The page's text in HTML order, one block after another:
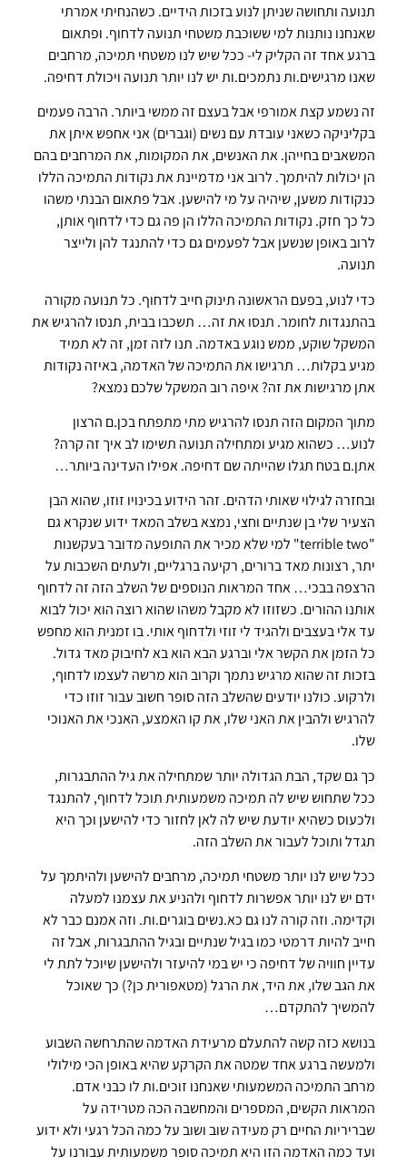
תנועה ותחושה שניתן לנוע בזכות הידיים. כשהנחיתי אמרתי
שאנחנו נותנות למי ששוכבת משטחי תנועה לדחוף. ופתאום
ברגע אחד זה הקליק לי- ככל שיש לנו משטחי תמיכה, מרחבים
שאנו מרגישים.ות נתמכים.ות יש לנו יותר תנועה ויכולת דחיפה.
זה נשמע קצת אמורפי אבל בעצם זה ממשי ביותר. הרבה פעמים
בקליניקה כשאני עובדת עם נשים (וגברים) אני אחפש איתן את
המשאבים בחייהן. את האנשים, את המקומות, את המרחבים בהם
הן יכולות להיתמך. לרוב אני מדמיינת את נקודות התמיכה הללו
כנקודות משען, שיהיה על מי להישען. אבל פתאום הבנתי משהו
כל כך חזק. נקודות התמיכה הללו הן פה גם כדי לדחוף אותן,
לרוב באופן שנשען אבל לפעמים גם כדי להתנגד להן ולייצר
תנועה.
כדי לנוע, בפעם הראשונה תינוק חייב לדחוף. כל תנועה מקורה
בהתנגדות לחומר. תנסו את זה… תשכבו בבית, תנסו להרגיש את
המשקל שוקע, ממש נוגע באדמה. תנו לזה זמן, זה לא תמיד
מגיע בקלות… תרגישו את התמיכה של האדמה, באיזה נקודות
אתן מרגישות את זה? איפה רוב המשקל שלכם נמצא?
מתוך המקום הזה תנסו להרגיש מתי מתפתח בכן.ם הרצון
לנוע… כשהוא מגיע ומתחילה תנועה תשימו לב איך זה קרה?
אתן.ם בטח תגלו שהייתה שם דחיפה. אפילו העדינה ביותר…
ובחזרה לגילוי שאותי הדהים. זהר הידוע בכינויו זוזו, שהוא הבן
הצעיר שלי בן שנתיים וחצי, נמצא בשלב המאד ידוע שנקרא גם
"terrible two" למי שלא מכיר את התופעה מדובר בעקשנות
יתר, רצונות מאד ברורים, רקיעה ברגליים, ולעתים השכבות על
הרצפה בבכי… אחד המראות הנוספים של השלב הזה זה לדחוף
אותנו ההורים. כשזוזו לא מקבל משהו שהוא רוצה הוא יכול לבוא
עד אלי בעצבים ולהגיד לי זוזי ולדחוף אותי. בו זמנית הוא מחפש
כל הזמן את הקשר אלי וברגע הבא הוא בא לחיבוק מאד גדול.
בזכות זה שהוא מרגיש נתמך וקרוב הוא מרשה לעצמו לדחוף,
ולרקוע. כולנו יודעים שהשלב הזה סופר חשוב עבור זוזו כדי
להרגיש ולהבין את האני שלו, את קו האמצע, האנכי את האנוכי
שלו.
כך גם שקד, הבת הגדולה יותר שמתחילה את גיל ההתבגרות,
ככל שתחוש שיש לה תמיכה משמעותית תוכל לדחוף, להתנגד
ולכעוס כשהיא יודעת שיש לה לאן לחזור כדי להישען וכך היא
תגדל ותוכל לעבור את השלב הזה.
ככל שיש לנו יותר משטחי תמיכה, מרחבים להישען ולהיתמך על
ידם יש לנו יותר אפשרות לדחוף ולהניע את עצמנו למעלה
וקדימה. וזה קורה לנו גם כא.נשים בוגרים.ות. וזה אמנם כבר לא
חייב להיות דרמטי כמו בגיל שנתיים ובגיל ההתבגרות, אבל זה
עדיין חוויה של דחיפה כי יש במי להיעזר ולהישען שיוכל לתת לי
את הגב שלו, את היד, את הרגל (מטאפורית כן?) כך שאוכל
להמשיך להתקדם…
בנושא כזה קשה להתעלם מרעידת האדמה שהתרחשה השבוע
ולמעשה ברגע אחד שמטה את הקרקע שהיא באופן הכי מילולי
מרחב התמיכה המשמעותי שאנחנו זוכים.ות לו כבני אדם.
המראות הקשים, המספרים והמחשבה הכה מטרידה על
שבריריות החיים רק מעידה שוב ושוב על כמה הכל רגעי ולא ידוע
ועד כמה האדמה הזו היא תמיכה סופר משמעותית עבורנו על